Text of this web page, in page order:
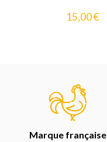
15,00 €
Marque française